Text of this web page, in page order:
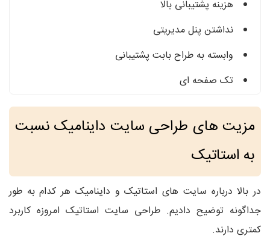
هزینه پشتیبانی بالا
نداشتن پنل مدیریتی
وابسته به طراح بابت پشتیبانی
تک صفحه ای
مزیت های طراحی سایت داینامیک نسبت
به استاتیک
در بالا درباره سایت های استاتیک و داینامیک هر کدام به طور
جداگونه توضیح دادیم. طراحی سایت استاتیک امروزه کاربرد
کمتری دارند.